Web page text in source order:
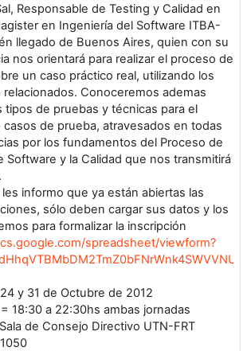
Responsable de Testing y Calidad en
en Ingeniería del Software ITBA-
llegado de Buenos Aires, quien con su
nos orientará para realizar el proceso de
un caso práctico real, utilizando los
Conoceremos ademas
tipos de pruebas y técnicas para el
de prueba, atravesados en todas
por los fundamentos del Proceso de
Software y la Calidad que nos transmitirá
informo que ya están abiertas las
sólo deben cargar sus datos y los
para formalizar la inscripción
spreadsheet/viewform?
y 31 de Octubre de 2012
= 18:30 a 22:30hs ambas jornadas
de Consejo Directivo UTN-FRT